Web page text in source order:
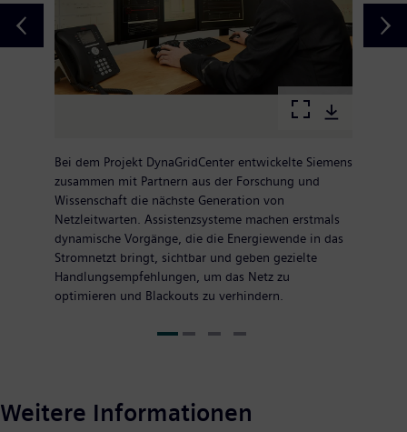
Bei dem Projekt DynaGridCenter entwickelte Siemens
zusammen mit Partnern aus der Forschung und
Wissenschaft die nächste Generation von
Netzleitwarten. Assistenzsysteme machen erstmals
dynamische Vorgänge, die die Energiewende in das
Stromnetzt bringt, sichtbar und geben gezielte
Handlungsempfehlungen, um das Netz zu
optimieren und Blackouts zu verhindern.
Weitere Informationen